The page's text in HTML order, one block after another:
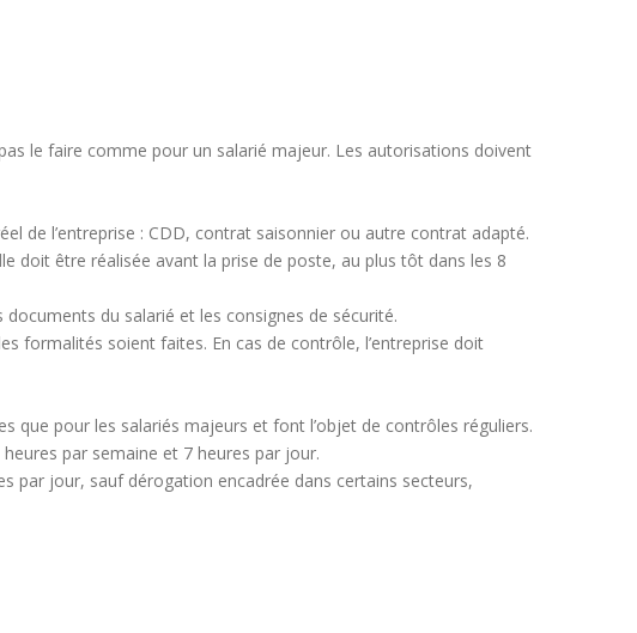
le faire comme pour un salarié majeur. Les autorisations doivent
de l’entreprise : CDD, contrat saisonnier ou autre contrat adapté.
doit être réalisée avant la prise de poste, au plus tôt dans les 8
du salarié et les consignes de sécurité.
formalités soient faites. En cas de contrôle, l’entreprise doit
que pour les salariés majeurs et font l’objet de contrôles réguliers.
par semaine et 7 heures par jour.
par jour, sauf dérogation encadrée dans certains secteurs,